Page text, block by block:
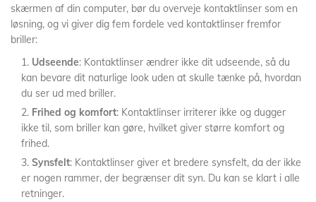
skærmen af din computer, bør du overveje kontaktlinser som en
løsning, og vi giver dig fem fordele ved kontaktlinser fremfor
briller:
Udseende: Kontaktlinser ændrer ikke dit udseende, så du
kan bevare dit naturlige look uden at skulle tænke på, hvordan
du ser ud med briller.
Frihed og komfort: Kontaktlinser irriterer ikke og dugger
ikke til, som briller kan gøre, hvilket giver større komfort og
frihed.
Synsfelt: Kontaktlinser giver et bredere synsfelt, da der ikke
er nogen rammer, der begrænser dit syn. Du kan se klart i alle
retninger.